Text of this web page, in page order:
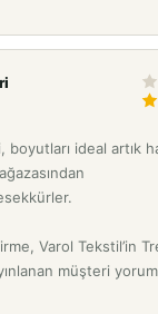
boyutları ideal artık
Varol Tekstil’in
müşteri